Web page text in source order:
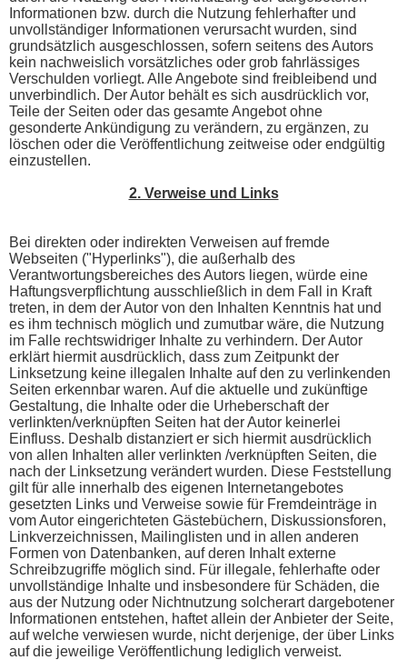
Informationen bzw. durch die Nutzung fehlerhafter und
unvollständiger Informationen verursacht wurden, sind
grundsätzlich ausgeschlossen, sofern seitens des Autors
kein nachweislich vorsätzliches oder grob fahrlässiges
Verschulden vorliegt. Alle Angebote sind freibleibend und
unverbindlich. Der Autor behält es sich ausdrücklich vor,
Teile der Seiten oder das gesamte Angebot ohne
gesonderte Ankündigung zu verändern, zu ergänzen, zu
löschen oder die Veröffentlichung zeitweise oder endgültig
einzustellen.
2. Verweise und Links
Bei direkten oder indirekten Verweisen auf fremde
Webseiten ("Hyperlinks"), die außerhalb des
Verantwortungsbereiches des Autors liegen, würde eine
Haftungsverpflichtung ausschließlich in dem Fall in Kraft
treten, in dem der Autor von den Inhalten Kenntnis hat und
es ihm technisch möglich und zumutbar wäre, die Nutzung
im Falle rechtswidriger Inhalte zu verhindern. Der Autor
erklärt hiermit ausdrücklich, dass zum Zeitpunkt der
Linksetzung keine illegalen Inhalte auf den zu verlinkenden
Seiten erkennbar waren. Auf die aktuelle und zukünftige
Gestaltung, die Inhalte oder die Urheberschaft der
verlinkten/verknüpften Seiten hat der Autor keinerlei
Einfluss. Deshalb distanziert er sich hiermit ausdrücklich
von allen Inhalten aller verlinkten /verknüpften Seiten, die
nach der Linksetzung verändert wurden. Diese Feststellung
gilt für alle innerhalb des eigenen Internetangebotes
gesetzten Links und Verweise sowie für Fremdeinträge in
vom Autor eingerichteten Gästebüchern, Diskussionsforen,
Linkverzeichnissen, Mailinglisten und in allen anderen
Formen von Datenbanken, auf deren Inhalt externe
Schreibzugriffe möglich sind. Für illegale, fehlerhafte oder
unvollständige Inhalte und insbesondere für Schäden, die
aus der Nutzung oder Nichtnutzung solcherart dargebotener
Informationen entstehen, haftet allein der Anbieter der Seite,
auf welche verwiesen wurde, nicht derjenige, der über Links
auf die jeweilige Veröffentlichung lediglich verweist.